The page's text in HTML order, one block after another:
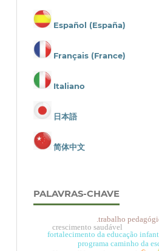
Español (España)
Français (France)
Italiano
日本語
简体中文
PALAVRAS-CHAVE
programa caminho da
fortalecimento da educação
crescimento saudável
.trabalho